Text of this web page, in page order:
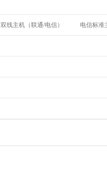
双线主机（联通/电信） 电信标准